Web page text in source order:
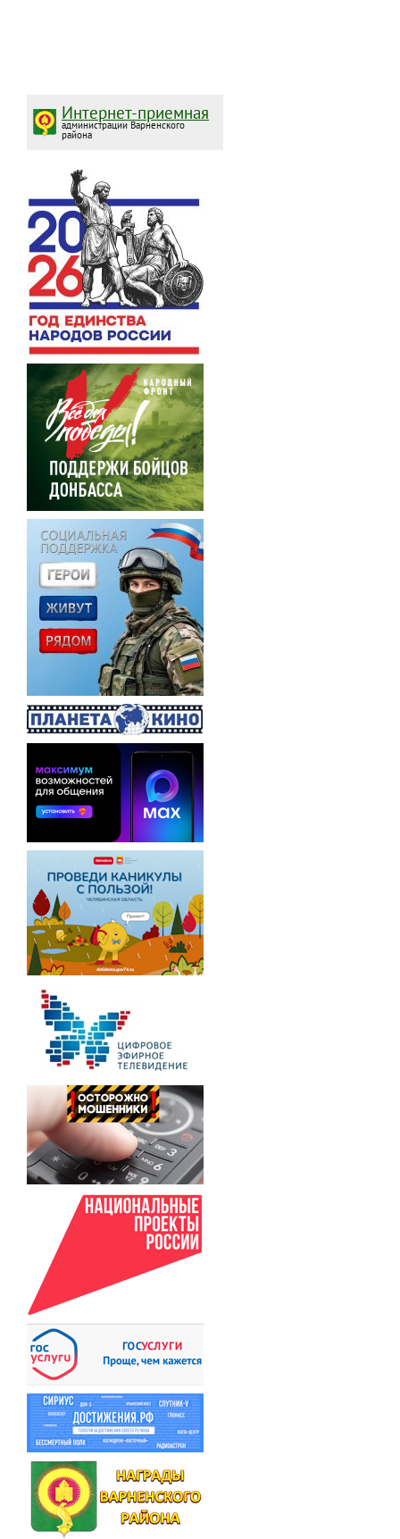
Интернет-приемная
администрации Варненского
района